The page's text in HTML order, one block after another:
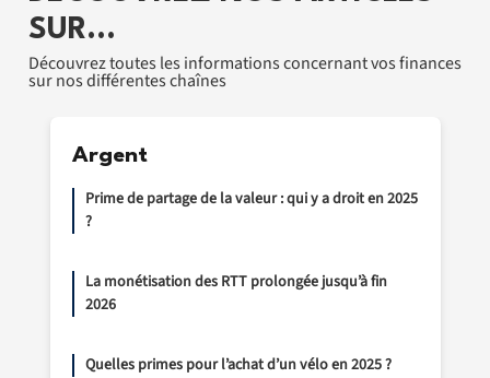
SUR…
Découvrez toutes les informations concernant vos finances
sur nos différentes chaînes
Argent
Prime de partage de la valeur : qui y a droit en 2025
?
La monétisation des RTT prolongée jusqu’à fin
2026
Quelles primes pour l’achat d’un vélo en 2025 ?